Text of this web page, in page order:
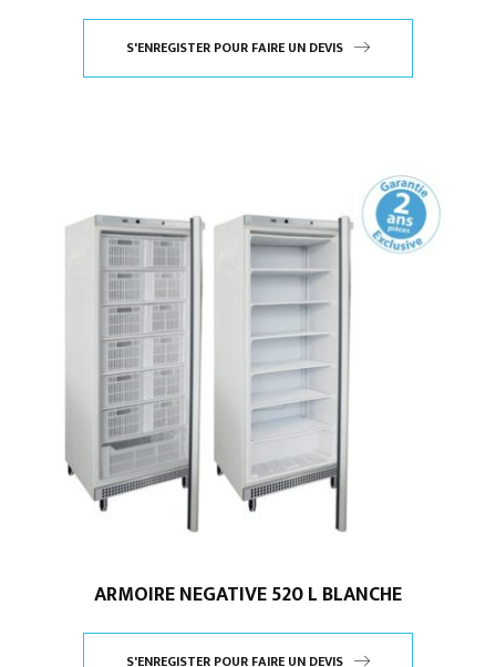
S'ENREGISTER POUR FAIRE UN DEVIS
ARMOIRE NEGATIVE 520 L BLANCHE
S'ENREGISTER POUR FAIRE UN DEVIS